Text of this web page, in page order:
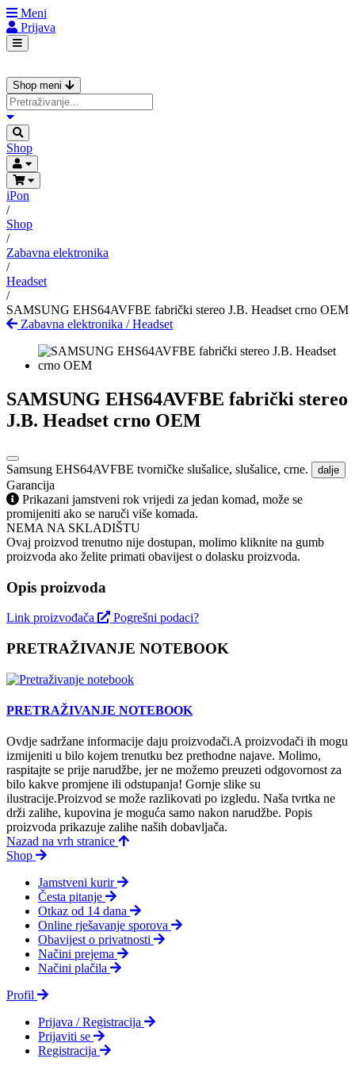
Meni
Prijava
Shop meni
Shop
iPon
/
Shop
/
Zabavna elektronika
/
Headset
/
SAMSUNG EHS64AVFBE fabrički stereo J.B. Headset crno OEM
Zabavna elektronika /Headset
SAMSUNG EHS64AVFBE fabrički stereo
J.B. Headset crno OEM
Samsung EHS64AVFBE tvorničke slušalice, slušalice, crne. dalje
Garancija
Prikazani jamstveni rok vrijedi za jedan komad, može se
promijeniti ako se naruči više komada.
NEMA NA SKLADIŠTU
Ovaj proizvod trenutno nije dostupan, molimo kliknite na gumb
proizvoda ako želite primati obavijest o dolasku proizvoda.
Opis proizvoda
Link proizvođača Pogrešni podaci?
PRETRAŽIVANJE NOTEBOOK
PRETRAŽIVANJE NOTEBOOK
Ovdje sadržane informacije daju proizvodači.A proizvodači ih mogu
izmijeniti u bilo kojem trenutku bez prethodne najave. Molimo,
raspitajte se prije narudžbe, jer ne možemo preuzeti odgovornost za
bilo kakve promjene ili odstupanja! Gornje slike su
ilustracije.Proizvod se može razlikovati po izgledu. Naša tvrtka ne
drži zalihe, kupovina je moguća samo nakon narudžbe. Popis
proizvoda prikazuje zalihe naših dobavljača.
Nazad na vrh stranice
Shop
Jamstveni kurir
Česta pitanje
Otkaz od 14 dana
Online rješavanje sporova
Obavijest o privatnosti
Načini prejema
Načini plačila
Profil
Prijava / Registracija
Prijaviti se
Registracija